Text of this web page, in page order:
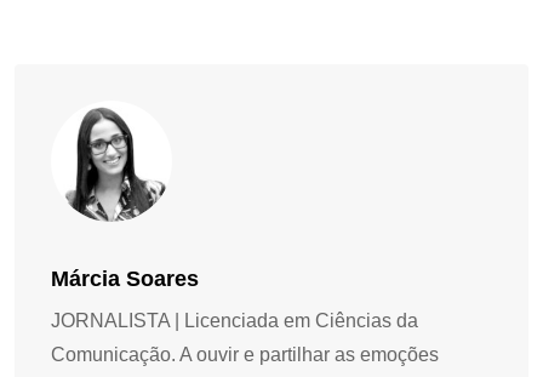
Márcia Soares
JORNALISTA | Licenciada em Ciências da
Comunicação. A ouvir e partilhar as emoções